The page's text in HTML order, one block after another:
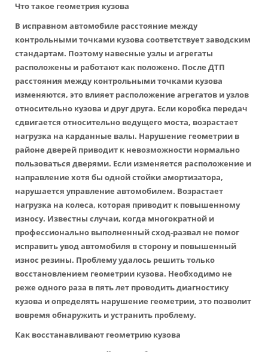
Что такое геометрия кузова
В исправном автомобиле расстояние между
контрольными точками кузова соответствует заводским
стандартам. Поэтому навесные узлы и агрегаты
расположены и работают как положено. После ДТП
расстояния между контрольными точками кузова
изменяются, это влияет расположение агрегатов и узлов
относительно кузова и друг друга. Если коробка передач
сдвигается относительно ведущего моста, возрастает
нагрузка на карданные валы. Нарушение геометрии в
районе дверей приводит к невозможности нормально
пользоваться дверями. Если изменяется расположение и
направление хотя бы одной стойки амортизатора,
нарушается управление автомобилем. Возрастает
нагрузка на колеса, которая приводит к повышенному
износу. Известны случаи, когда многократной и
профессионально выполненный сход-развал не помог
исправить увод автомобиля в сторону и повышенный
износ резины. Проблему удалось решить только
восстановлением геометрии кузова. Необходимо не
реже одного раза в пять лет проводить диагностику
кузова и определять нарушение геометрии, это позволит
вовремя обнаружить и устранить проблему.
Как восстанавливают геометрию кузова